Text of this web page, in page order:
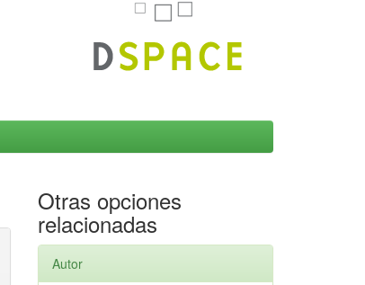
Otras opciones
relacionadas
Autor